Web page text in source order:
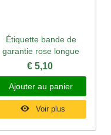
Étiquette bande de
garantie rose longue
€ 5,10
Ajouter au panier
Voir plus